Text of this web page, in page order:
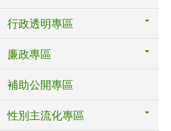
行政透明專區
廉政專區
補助公開專區
性別主流化專區